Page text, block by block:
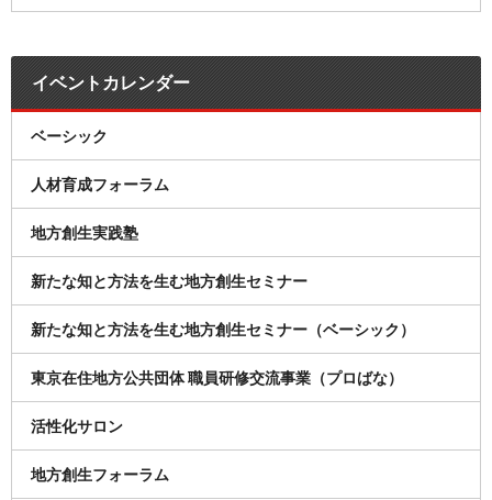
イベントカレンダー
ベーシック
人材育成フォーラム
地方創生実践塾
新たな知と方法を生む地方創生セミナー
新たな知と方法を生む地方創生セミナー（ベーシック）
東京在住地方公共団体 職員研修交流事業（プロばな）
活性化サロン
地方創生フォーラム